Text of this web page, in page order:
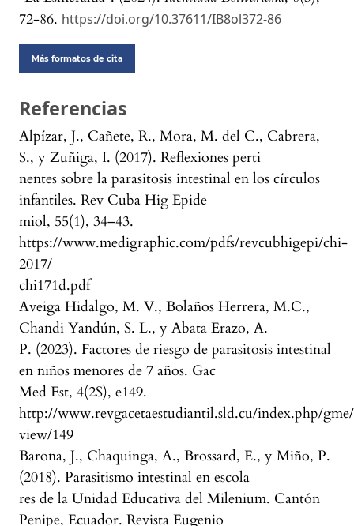
72-86. https://doi.org/10.37611/IB8ol372-86
Más formatos de cita
Referencias
Alpízar, J., Cañete, R., Mora, M. del C., Cabrera,
S., y Zuñiga, I. (2017). Reflexiones perti
nentes sobre la parasitosis intestinal en los círculos
infantiles. Rev Cuba Hig Epide
miol, 55(1), 34–43.
https://www.medigraphic.com/pdfs/revcubhigepi/chi-
2017/
chi171d.pdf
Aveiga Hidalgo, M. V., Bolaños Herrera, M.C.,
Chandi Yandún, S. L., y Abata Erazo, A.
P. (2023). Factores de riesgo de parasitosis intestinal
en niños menores de 7 años. Gac
Med Est, 4(2S), e149.
http://www.revgacetaestudiantil.sld.cu/index.php/
view/149
Barona, J., Chaquinga, A., Brossard, E., y Miño, P.
(2018). Parasitismo intestinal en escola
res de la Unidad Educativa del Milenium. Cantón
Penipe, Ecuador. Revista Eugenio